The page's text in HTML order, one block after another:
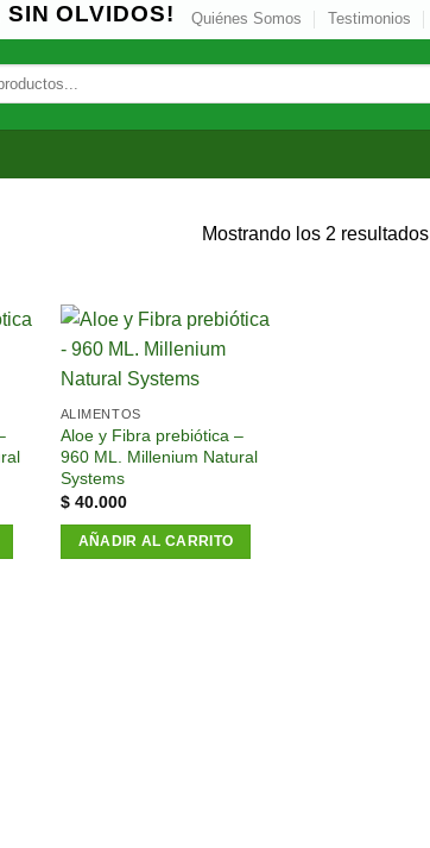
OLVIDOS! Quiénes Somos Testimonios
Mostrando los 2 resultados
ALIMENTOS
Aloe y Fibra prebiótica –
960 ML. Millenium Natural
Systems
$40.000
AÑADIR AL CARRITO